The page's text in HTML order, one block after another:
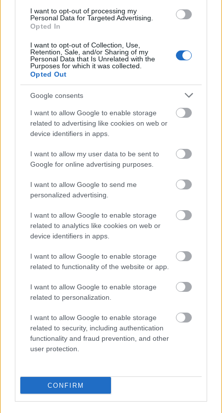
I want to opt-out of processing my
Personal Data for Targeted Advertising.
Opted In
I want to opt-out of Collection, Use,
Retention, Sale, and/or Sharing of my
Personal Data that Is Unrelated with the
Purposes for which it was collected.
Opted Out
Google consents
I want to allow Google to enable storage
related to advertising like cookies on web or
device identifiers in apps.
I want to allow my user data to be sent to
Google for online advertising purposes.
I want to allow Google to send me
personalized advertising.
I want to allow Google to enable storage
related to analytics like cookies on web or
device identifiers in apps.
I want to allow Google to enable storage
related to functionality of the website or app.
I want to allow Google to enable storage
related to personalization.
I want to allow Google to enable storage
related to security, including authentication
functionality and fraud prevention, and other
user protection.
CONFIRM
Rexfeatures